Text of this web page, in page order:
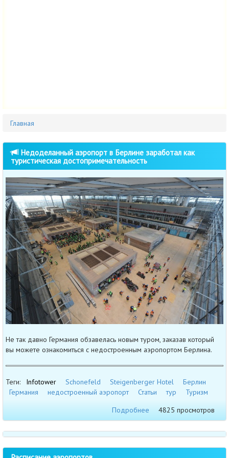
Главная
Недоделанный аэропорт в Берлине заработал как
туристическая достопримечательность
Не так давно Германия обзавелась новым туром, заказав который
вы можете ознакомиться с недостроенным аэропортом Берлина.
Теги: Infotower Schonefeld Steigenberger Hotel
Берлин
Германия
недостроенный аэропорт Статьи тур
Туризм
Подробнее
4825 просмотров